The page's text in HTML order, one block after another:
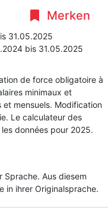
Merken
31.05.2025
bis 31.05.2025
de force obligatoire à
minimaux et
et mensuels. Modification
Le calculateur des
données pour 2025.
Sprache. Aus diesem
in ihrer Originalsprache.